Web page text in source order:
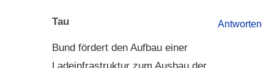
Tau Antworten
Bund fördert den Aufbau einer